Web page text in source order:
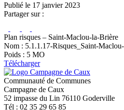
Publié le 17 janvier 2023
Partager sur :
Plan risques – Saint-Maclou-la-Brière
Nom : 5.1.1.17-Risques_Saint-
Poids : 5 MO
Télécharger
Communauté de Communes
Campagne de Caux
52 impasse du Lin 76110 Goderville
Tél : 02 35 29 65 85